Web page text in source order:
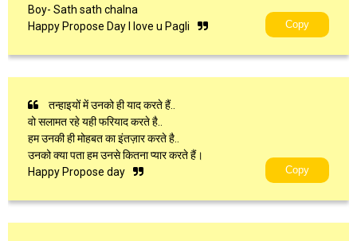
Boy- Sath sath chalna
Happy Propose Day I love u Pagli
Copy
तन्हाइयों में उनको ही याद करते हैं..
वो सलामत रहे यही फरियाद करते है..
हम उनकी ही मोहबत का इंतज़ार करते है..
उनको क्या पता हम उनसे कितना प्यार करते हैं।
Happy Propose day
Copy